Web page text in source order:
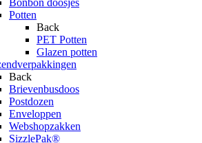
Bonbon doosjes
Potten
Back
PET Potten
Glazen potten
Back
Brievenbusdoos
Postdozen
Enveloppen
Webshopzakken
SizzlePak®